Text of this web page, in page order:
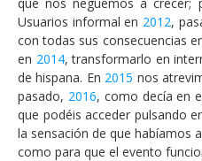
Usuarios informal en 2012,
con todas sus consecuencias
en 2014, transformarlo en
de hispana. En 2015 nos
pasado, 2016, como decía en
que podéis acceder pulsando
la sensación de que habíamos
como para que el evento